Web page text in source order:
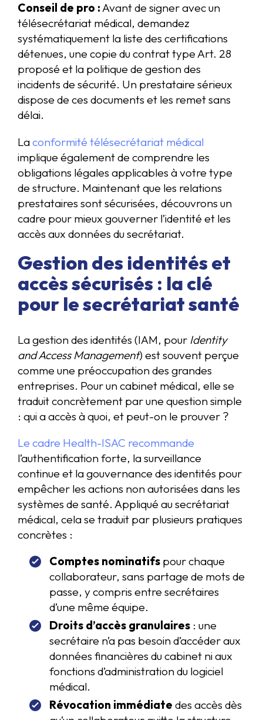
Conseil de pro :Avant de signer avec un
télésecrétariat médical, demandez
systématiquement la liste des certifications
détenues, une copie du contrat type Art. 28
proposé et la politique de gestion des
incidents de sécurité. Un prestataire sérieux
dispose de ces documents et les remet sans
délai.
Laconformité télésecrétariat médical
implique également de comprendre les
obligations légales applicables à votre type
de structure. Maintenant que les relations
prestataires sont sécurisées, découvrons un
cadre pour mieux gouverner l’identité et les
accès aux données du secrétariat.
Gestion des identités et
accès sécurisés : la clé
pour le secrétariat santé
La gestion des identités (IAM, pour Identity
and Access Management) est souvent perçue
comme une préoccupation des grandes
entreprises. Pour un cabinet médical, elle se
traduit concrètement par une question simple
: qui a accès à quoi, et peut-on le prouver ?
Le cadre Health-ISAC recommande
l’authentification forte, la surveillance
continue et la gouvernance des identités pour
empêcher les actions non autorisées dans les
systèmes de santé. Appliqué au secrétariat
médical, cela se traduit par plusieurs pratiques
concrètes :
Comptes nominatifs pour chaque
collaborateur, sans partage de mots de
passe, y compris entre secrétaires
d’une même équipe.
Droits d’accès granulaires : une
secrétaire n’a pas besoin d’accéder aux
données financières du cabinet ni aux
fonctions d’administration du logiciel
médical.
Révocation immédiate des accès dès